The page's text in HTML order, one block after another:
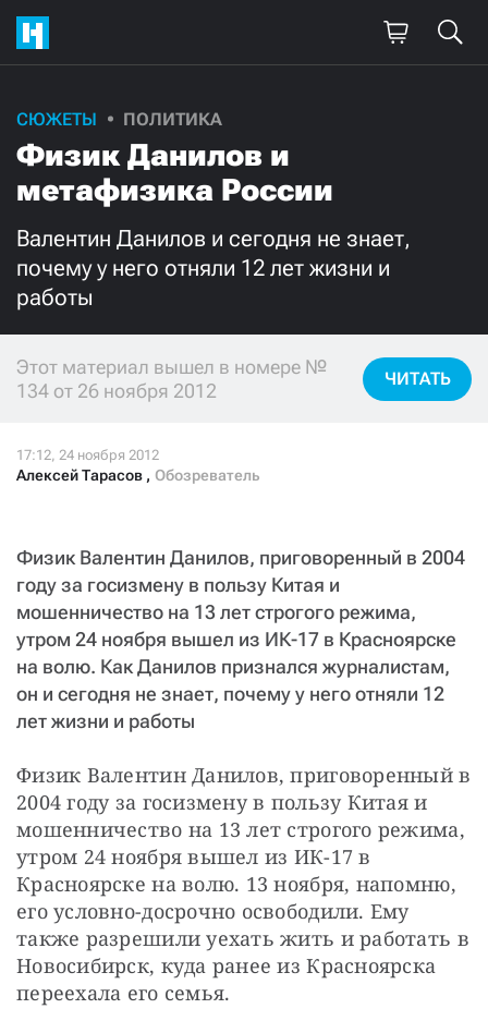
СЮЖЕТЫ ПОЛИТИКА
Физик Данилов и
метафизика России
Валентин Данилов и сегодня не знает,
почему у него отняли 12 лет жизни и
работы
Этот материал вышел в номере №
134 от 26 ноября 2012
ЧИТАТЬ
Алексей Тарасов , Обозреватель
Физик Валентин Данилов, приговоренный в 2004
году за госизмену в пользу Китая и
мошенничество на 13 лет строгого режима,
утром 24 ноября вышел из ИК-17 в Красноярске
на волю. Как Данилов признался журналистам,
он и сегодня не знает, почему у него отняли 12
лет жизни и работы
Физик Валентин Данилов, приговоренный в
2004 году за госизмену в пользу Китая и
мошенничество на 13 лет строгого режима,
утром 24 ноября вышел из ИК-17 в
Красноярске на волю. 13 ноября, напомню,
его условно-досрочно освободили. Ему
также разрешили уехать жить и работать в
Новосибирск, куда ранее из Красноярска
переехала его семья.
Поддержите
нашу работу!
Ежемесячно Разово
3000 1000
500 300
Нажимая кнопку «Стать соучастником»,
я принимаю условия и подтверждаю свое гражданство РФ
Если у вас есть вопросы, пишите donate@novayagazeta.ru
звоните:
+7 (929) 612-03-68